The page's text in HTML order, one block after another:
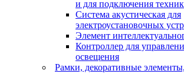
и для подключения
Система акустическая для
электроустановочных
Элемент
Контроллер для
освещения
Рамки, декоративные